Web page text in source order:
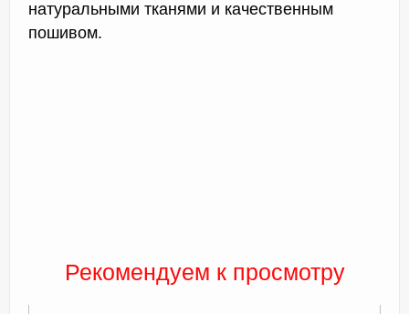
натуральными тканями и качественным
пошивом.
Рекомендуем к просмотру